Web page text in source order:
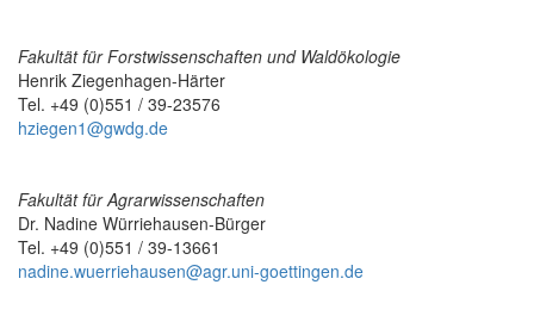
Fakultät für Forstwissenschaften und Waldökologie
Henrik Ziegenhagen-Härter
Tel. +49 (0)551 / 39-23576
hziegen1@gwdg.de
Fakultät für Agrarwissenschaften
Dr. Nadine Würriehausen-Bürger
Tel. +49 (0)551 / 39-13661
nadine.wuerriehausen@agr.uni-goettingen.de